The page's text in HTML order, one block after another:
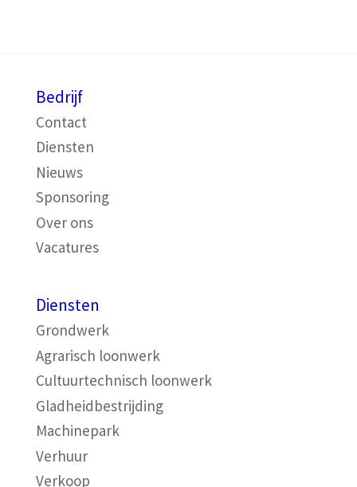
Bedrijf
Contact
Diensten
Nieuws
Sponsoring
Over ons
Vacatures
Diensten
Grondwerk
Agrarisch loonwerk
Cultuurtechnisch loonwerk
Gladheidbestrijding
Machinepark
Verhuur
Verkoop